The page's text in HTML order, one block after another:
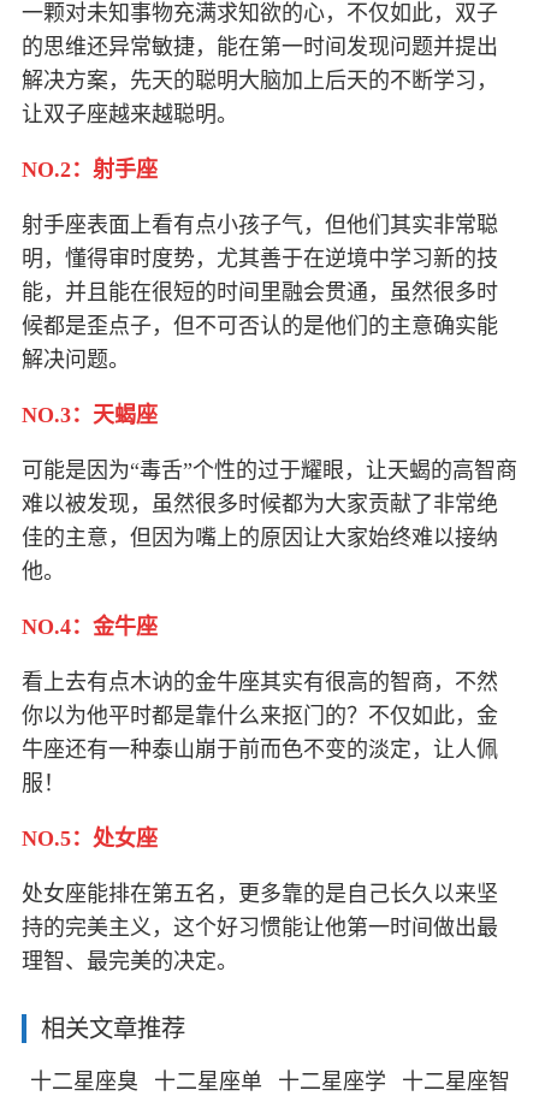
一颗对未知事物充满求知欲的心，不仅如此，双子
的思维还异常敏捷，能在第一时间发现问题并提出
解决方案，先天的聪明大脑加上后天的不断学习，
让双子座越来越聪明。
NO.2：射手座
射手座表面上看有点小孩子气，但他们其实非常聪
明，懂得审时度势，尤其善于在逆境中学习新的技
能，并且能在很短的时间里融会贯通，虽然很多时
候都是歪点子，但不可否认的是他们的主意确实能
解决问题。
NO.3：天蝎座
可能是因为“毒舌”个性的过于耀眼，让天蝎的高智商
难以被发现，虽然很多时候都为大家贡献了非常绝
佳的主意，但因为嘴上的原因让大家始终难以接纳
他。
NO.4：金牛座
看上去有点木讷的金牛座其实有很高的智商，不然
你以为他平时都是靠什么来抠门的？不仅如此，金
牛座还有一种泰山崩于前而色不变的淡定，让人佩
服！
NO.5：处女座
处女座能排在第五名，更多靠的是自己长久以来坚
持的完美主义，这个好习惯能让他第一时间做出最
理智、最完美的决定。
相关文章推荐
十二星座臭
十二星座单
十二星座学
十二星座智